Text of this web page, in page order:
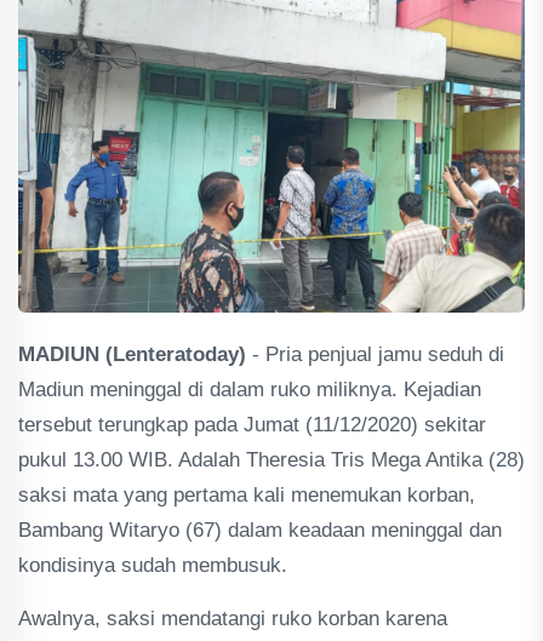
MADIUN (Lenteratoday) - Pria penjual jamu seduh di
Madiun meninggal di dalam ruko miliknya. Kejadian
tersebut terungkap pada Jumat (11/12/2020) sekitar
pukul 13.00 WIB. Adalah Theresia Tris Mega Antika (28)
saksi mata yang pertama kali menemukan korban,
Bambang Witaryo (67) dalam keadaan meninggal dan
kondisinya sudah membusuk.
Awalnya, saksi mendatangi ruko korban karena